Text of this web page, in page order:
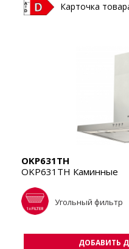
Карточка
OKP631TH
OKP631TH Каминные
Угольный фильтр
ДОБАВИТЬ